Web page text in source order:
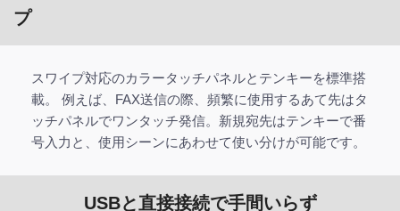
プ
スワイプ対応のカラータッチパネルとテンキーを標準搭
載。 例えば、FAX送信の際、頻繁に使用するあて先はタ
ッチパネルでワンタッチ発信。新規宛先はテンキーで番
号入力と、使用シーンにあわせて使い分けが可能です。
USBと直接接続で手間いらず